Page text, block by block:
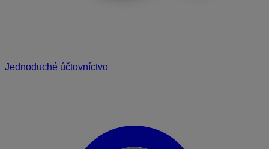
Jednoduché účtovníctvo